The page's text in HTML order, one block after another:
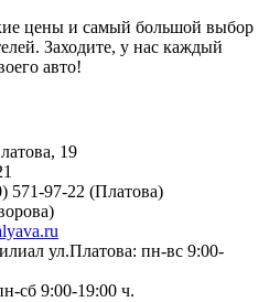
цены и самый большой выбор
Заходите, у нас каждый
авто!
19
571-97-22 (Платова)
ул.Платова: пн-вс 9:00-
сб 9:00-19:00 ч.